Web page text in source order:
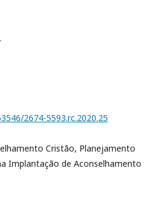
2674-5593.rc.2020.25
Cristão, Planejamento
Implantação de Aconselhamento